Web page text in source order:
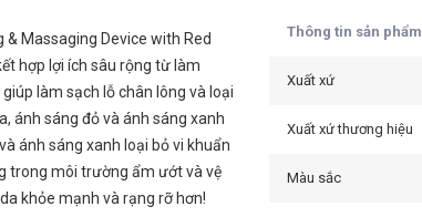
Massaging Device with Red
hợp lợi ích sâu rộng từ làm
làm sạch lỗ chân lông và loại
ánh sáng đỏ và ánh sáng xanh
ánh sáng xanh loại bỏ vi khuẩn
trong môi trường ẩm ướt và vệ
khỏe mạnh và rạng rỡ hơn!
Thông tin sản phẩm
Xuất xứ
Xuất xứ thương hiệu
Màu sắc